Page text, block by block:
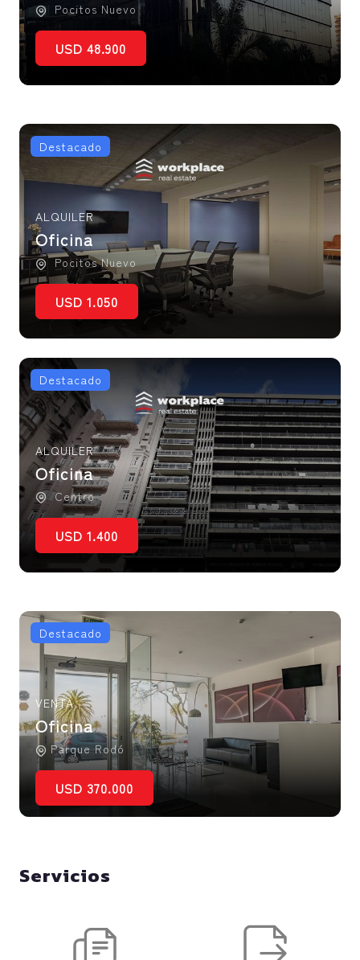
Pocitos Nuevo
USD 48.900
Destacado
ALQUILER
Oficina
Pocitos Nuevo
USD 1.050
Destacado
ALQUILER
Oficina
Centro
USD 1.400
Destacado
VENTA
Oficina
Parque Rodó
USD 370.000
Servicios